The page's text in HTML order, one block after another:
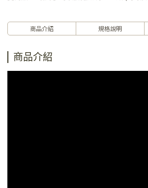
商品介紹 規格說明
商品介紹